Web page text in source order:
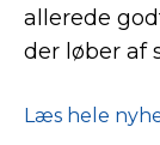
allerede
der løber af
Læs hele